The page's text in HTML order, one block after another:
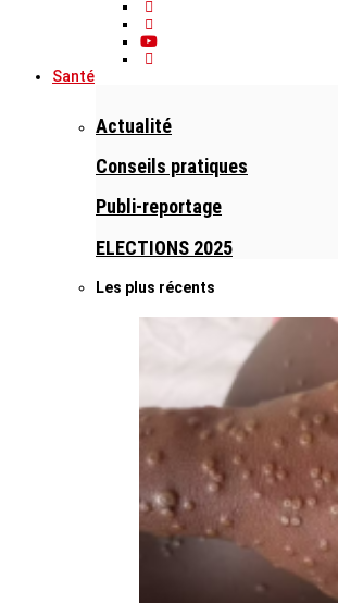
Santé
Actualité
Conseils pratiques
Publi-reportage
ELECTIONS 2025
Les plus récents